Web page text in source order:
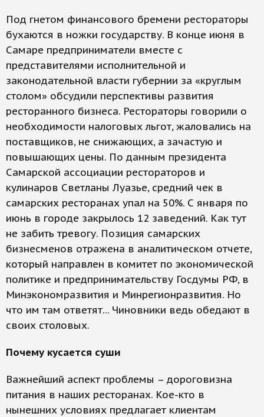
Под гнетом финансового бремени рестораторы
бухаются в ножки государству. В конце июня в
Самаре предприниматели вместе с
представителями исполнительной и
законодательной власти губернии за «круглым
столом» обсудили перспективы развития
ресторанного бизнеса. Рестораторы говорили о
необходимости налоговых льгот, жаловались на
поставщиков, не снижающих, а зачастую и
повышающих цены. По данным президента
Самарской ассоциации рестораторов и
кулинаров Светланы Луазье, средний чек в
самарских ресторанах упал на 50%. С января по
июнь в городе закрылось 12 заведений. Как тут
не забить тревогу. Позиция самарских
бизнесменов отражена в аналитическом отчете,
который направлен в комитет по экономической
политике и предпринимательству Госдумы РФ, в
Минэкономразвития и Минрегионразвития. Но
что им там ответят... Чиновники ведь обедают в
своих столовых.
Почему кусается суши
Важнейший аспект проблемы – дороговизна
питания в наших ресторанах. Кое-кто в
нынешних условиях предлагает клиентам